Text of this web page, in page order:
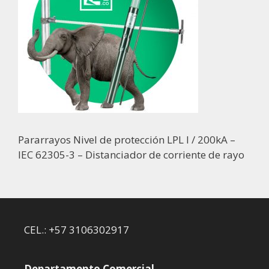
Pararrayos Nivel de protección LPL I / 200kA –
IEC 62305-3 – Distanciador de corriente de rayo
CEL.: +57 3106302917